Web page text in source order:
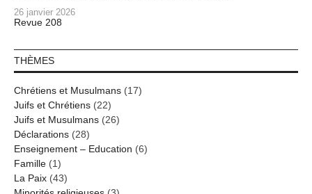
26 janvier 2026
Revue 208
THÈMES
Chrétiens et Musulmans (17)
Juifs et Chrétiens (22)
Juifs et Musulmans (26)
Déclarations (28)
Enseignement – Education (6)
Famille (1)
La Paix (43)